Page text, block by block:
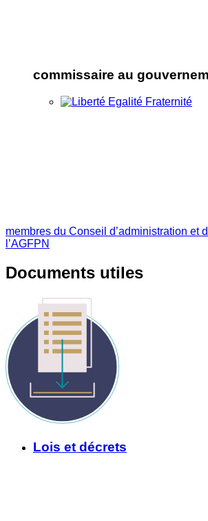
commissaire au
membres du Conseil d’administration et
l’AGFPN
Documents utiles
Lois et décrets